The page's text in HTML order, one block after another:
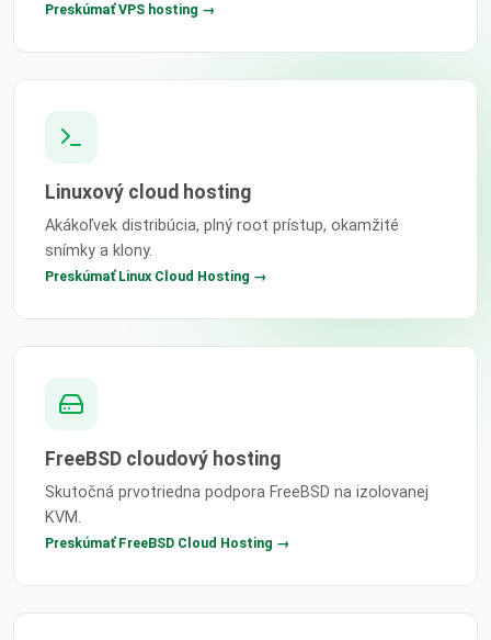
Preskúmať VPS hosting →
Linuxový cloud hosting
Akákoľvek distribúcia, plný root prístup, okamžité
snímky a klony.
Preskúmať Linux Cloud Hosting →
FreeBSD cloudový hosting
Skutočná prvotriedna podpora FreeBSD na izolovanej
KVM.
Preskúmať FreeBSD Cloud Hosting →